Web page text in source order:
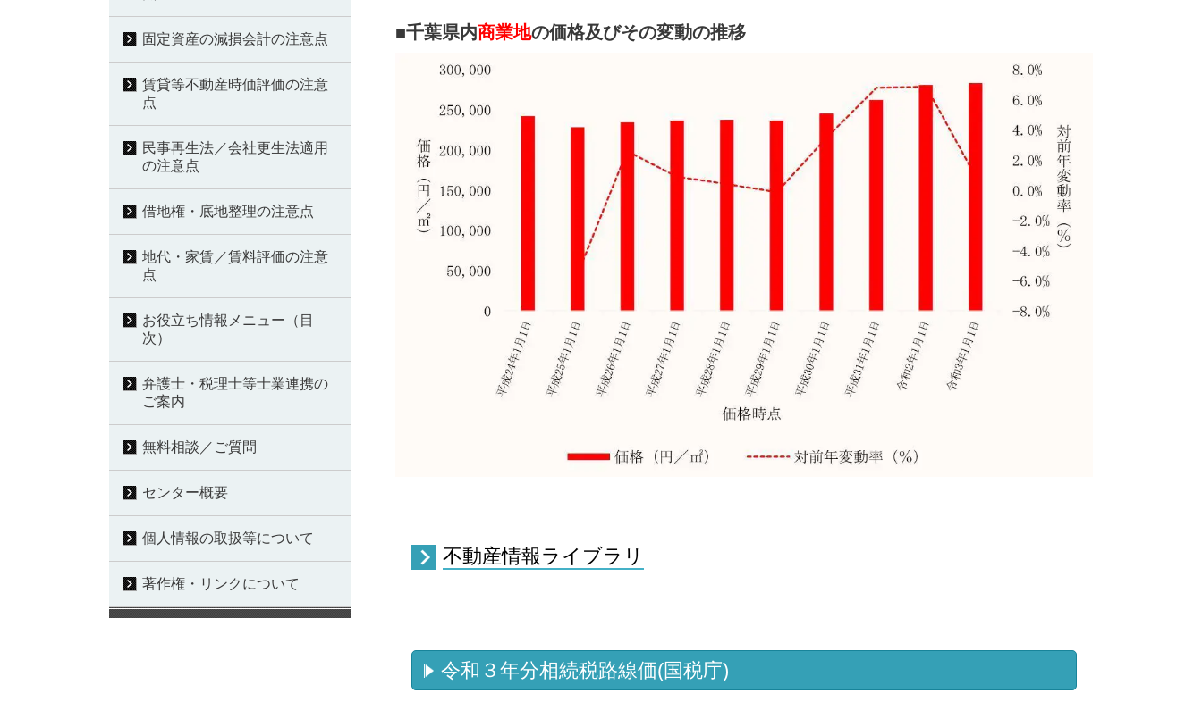
■千葉県内商業地の価格及びその変動の推移
不動産情報ライブラリ
令和３年分相続税路線価(国税庁)
固定資産の減損会計の注意点
賃貸等不動産時価評価の注意
点
民事再生法／会社更生法適用
の注意点
借地権・底地整理の注意点
地代・家賃／賃料評価の注意
点
お役立ち情報メニュー（目
次）
弁護士・税理士等士業連携の
ご案内
無料相談／ご質問
センター概要
個人情報の取扱等について
著作権・リンクについて